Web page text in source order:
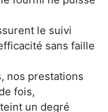
le suivi
sans faille
nos prestations
fois,
un degré